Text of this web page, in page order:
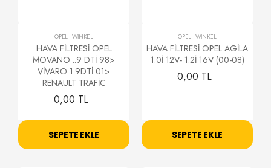
OPEL-WİNKEL
HAVA FİLTRESİ OPEL
MOVANO ..9 DTİ 98>
VİVARO 1.9DTİ 01>
RENAULT TRAFİC
0,00 TL
SEPETE EKLE
OPEL-WİNKEL
HAVA FİLTRESİ OPEL AGİLA
1.0İ 12V- 1.2İ 16V (00-08)
0,00 TL
SEPETE EKLE